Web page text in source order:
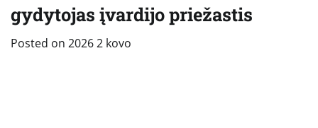
gydytojas įvardijo priežastis
Posted on 2026 2 kovo